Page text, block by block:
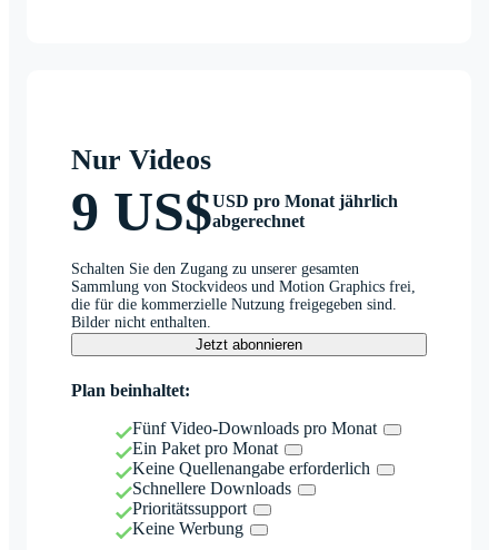
Nur Videos
9 US$USD pro Monat jährlich
abgerechnet
Schalten Sie den Zugang zu unserer gesamten
Sammlung von Stockvideos und Motion Graphics frei,
die für die kommerzielle Nutzung freigegeben sind.
Bilder nicht enthalten.
Jetzt abonnieren
Plan beinhaltet:
Fünf Video-Downloads pro Monat
Ein Paket pro Monat
Keine Quellenangabe erforderlich
Schnellere Downloads
Prioritätssupport
Keine Werbung